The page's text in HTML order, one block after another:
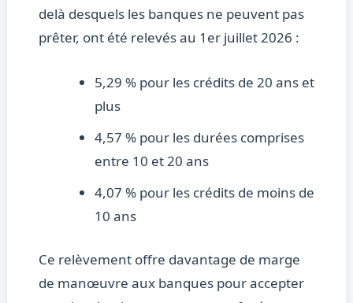
delà desquels les banques ne peuvent pas
prêter, ont été relevés au 1er juillet 2026 :
5,29 % pour les crédits de 20 ans et
plus
4,57 % pour les durées comprises
entre 10 et 20 ans
4,07 % pour les crédits de moins de
10 ans
Ce relèvement offre davantage de marge
de manœuvre aux banques pour accepter